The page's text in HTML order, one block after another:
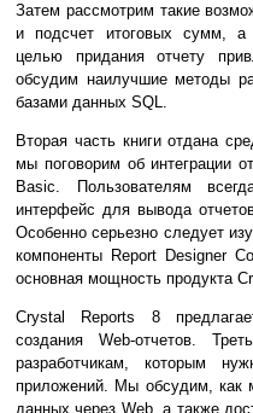
Затем рассмотрим такие
и подсчет итоговых сумм, а
целью придания отчету
обсудим наилучшие методы
базами данных SQL.
Вторая часть книги отдана
мы поговорим об интеграции
Basic. Пользователям
интерфейс для вывода
Особенно серьезно следует
компоненты Report Designer
основная мощность продукта
Crystal Reports 8
создания Web-отчетов.
разработчикам, которым
приложений. Мы обсудим, как
данных через Web, а также